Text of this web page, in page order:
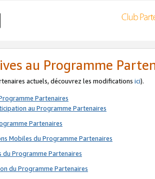
au Programme
actuels, découvrez les modifications ici).
Partenaires
au Programme Partenaires
Partenaires
Mobiles du Programme Partenaires
du Programme Partenaires
du Programme Partenaires